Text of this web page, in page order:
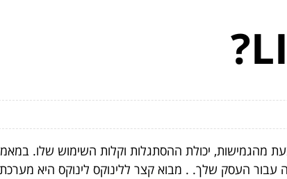
מהגמישות, יכולת ההסתגלות וקלות השימוש שלו.
עבור העסק שלך. . מבוא קצר ללינוקס לינוקס היא